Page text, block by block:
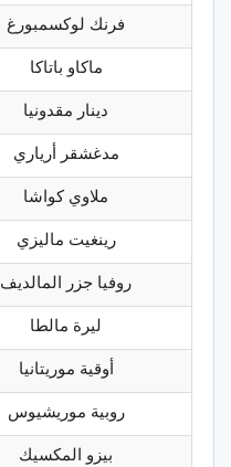
فرنك لوكسمبورغ
ماكاو باتاكا
دينار مقدونيا
مدغشقر أرياري
ملاوي كواشا
رينغيت ماليزي
روفيا جزر المالديف
ليرة مالطا
أوقية موريتانيا
روبية موريشيوس
بيزو المكسيك